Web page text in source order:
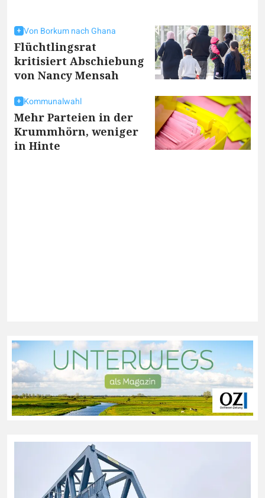
Von Borkum nach Ghana
Flüchtlingsrat
kritisiert Abschiebung
von Nancy Mensah
Kommunalwahl
Mehr Parteien in der
Krummhörn, weniger
in Hinte